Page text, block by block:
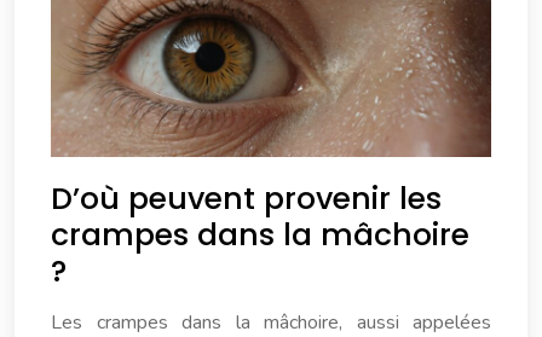
D’où peuvent provenir les
crampes dans la mâchoire
?
Les crampes dans la mâchoire, aussi appelées